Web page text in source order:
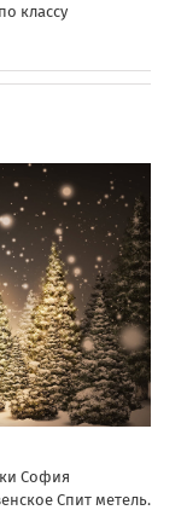
классу
София
Спит метель.